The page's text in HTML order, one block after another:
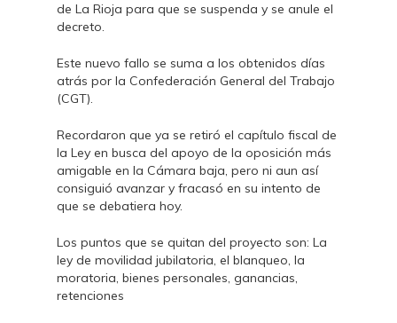
de La Rioja para que se suspenda y se anule el
decreto.
Este nuevo fallo se suma a los obtenidos días
atrás por la Confederación General del Trabajo
(CGT).
Recordaron que ya se retiró el capítulo fiscal de
la Ley en busca del apoyo de la oposición más
amigable en la Cámara baja, pero ni aun así
consiguió avanzar y fracasó en su intento de
que se debatiera hoy.
Los puntos que se quitan del proyecto son: La
ley de movilidad jubilatoria, el blanqueo, la
moratoria, bienes personales, ganancias,
retenciones